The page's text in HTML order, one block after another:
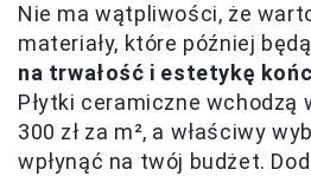
Nie ma wątpliwości, że
materiały, które później
na trwałość i estetykę
Płytki ceramiczne wchodzą
300 zł za m², a właściwy
wpłynąć na twój budżet.